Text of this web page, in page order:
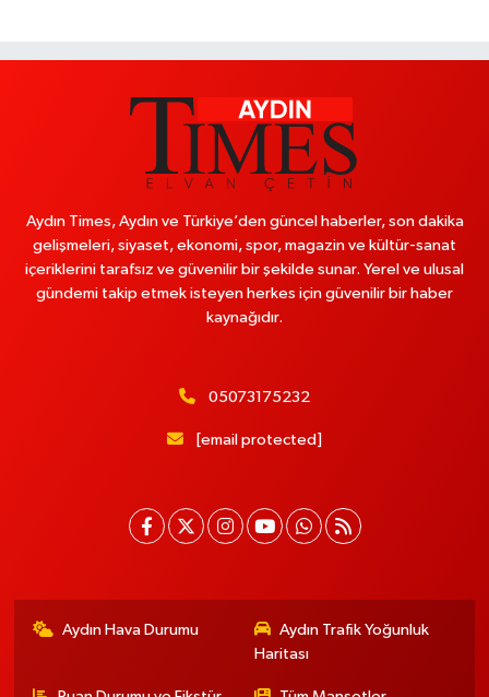
Aydın Times, Aydın ve Türkiye’den güncel haberler, son dakika
gelişmeleri, siyaset, ekonomi, spor, magazin ve kültür-sanat
içeriklerini tarafsız ve güvenilir bir şekilde sunar. Yerel ve ulusal
gündemi takip etmek isteyen herkes için güvenilir bir haber
kaynağıdır.
05073175232
[email protected]
Aydın Hava Durumu
Aydın Trafik Yoğunluk
Haritası